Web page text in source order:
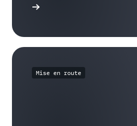
Mise en route